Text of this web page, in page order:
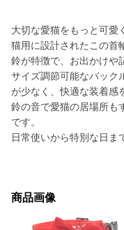
大切な愛猫をもっと可愛
猫用に設計されたこの首
鈴が特徴で、お出かけや
サイズ調節可能なバック
が少なく、快適な装着感
鈴の音で愛猫の居場所も
です。
日常使いから特別な日ま
商品画像